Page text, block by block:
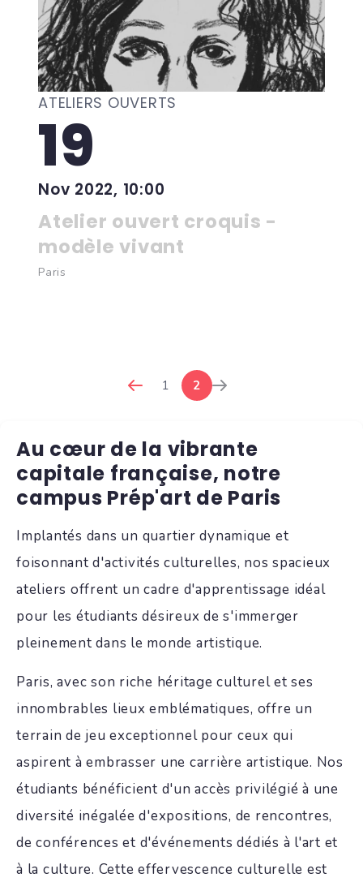
ATELIERS OUVERTS
19
Nov 2022, 10:00
Atelier ouvert croquis -
modèle vivant
Paris
1 2
Au cœur de la vibrante
capitale française, notre
campus Prép'art de Paris
Implantés dans un quartier dynamique et
foisonnant d'activités culturelles, nos spacieux
ateliers offrent un cadre d'apprentissage idéal
pour les étudiants désireux de s'immerger
pleinement dans le monde artistique.
Paris, avec son riche héritage culturel et ses
innombrables lieux emblématiques, offre un
terrain de jeu exceptionnel pour ceux qui
aspirent à embrasser une carrière artistique. Nos
étudiants bénéficient d'un accès privilégié à une
diversité inégalée d'expositions, de rencontres,
de conférences et d'événements dédiés à l'art et
à la culture. Cette effervescence culturelle est